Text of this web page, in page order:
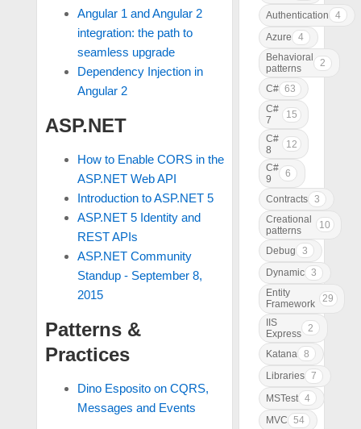
Angular 1 and Angular 2
integration: the path to
seamless upgrade
Dependency Injection in
Angular 2
ASP.NET
How to Enable CORS in the
ASP.NET Web API
Introduction to ASP.NET 5
ASP.NET 5 Identity and
REST APIs
ASP.NET Community
Standup - September 8,
2015
Patterns &
Practices
Dino Esposito on CQRS,
Messages and Events
Authentication
4
Azure
4
Behavioral
patterns
2
C# 63
C#
7
15
C#
8
12
C#
9
6
Contracts 3
Creational
patterns
10
Debug
3
Dynamic 3
Entity
Framework
29
IIS
Express
2
Katana
8
Libraries 7
MSTest 4
MVC 54